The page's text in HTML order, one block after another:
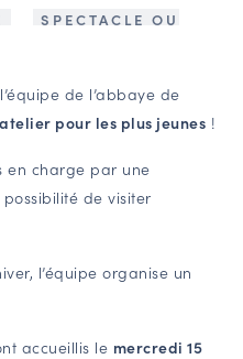
« ACTEURS »
SPECTACLE OU
de l’abbaye de
atelier pour les plus jeunes !
en charge par une
de visiter
l’équipe organise un
accueillis le mercredi 15